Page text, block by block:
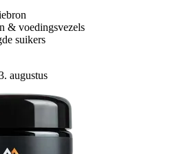
& voedingsvezels
suikers
augustus